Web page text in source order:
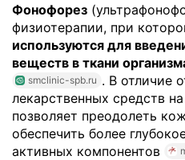
Фонофорез
физиотерапии, при
используются для
веществ в ткани
smclinic-spb.ru . В отличие
лекарственных средств
позволяет преодолеть
обеспечить более
активных компонентов